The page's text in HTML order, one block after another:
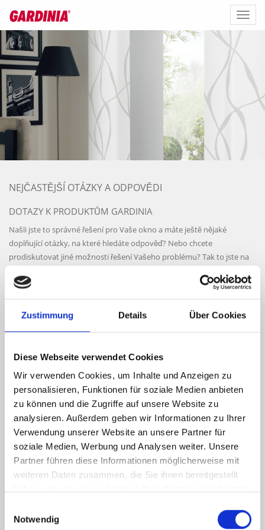
Zustimmung Details Über Cookies
Diese Webseite verwendet Cookies
Wir verwenden Cookies, um Inhalte und Anzeigen zu
personalisieren, Funktionen für soziale Medien anbieten
zu können und die Zugriffe auf unsere Website zu
analysieren. Außerdem geben wir Informationen zu Ihrer
Verwendung unserer Website an unsere Partner für
soziale Medien, Werbung und Analysen weiter. Unsere
Partner führen diese Informationen möglicherweise mit
weiteren Daten zusammen, die Sie ihnen bereitgestellt
Notwendig
Toggle
NEJČASTĚJŠÍ OTÁZKY A ODPOVĚDI
DOTAZY K PRODUKTŮM GARDINIA
Našli jste to správné řešení pro Vaše okno a máte ještě nějaké
doplňující otázky, na které hledáte odpověď? Nebo chcete
prodiskutovat jiné možnosti řešení Vašeho problému? Tak to jste na
svůj dotaz zašlete na
info@sptrend.cza
my se Vám pokusíme pomoci.
Proto jsou ovládací prvky našich výrobků sluneční ochrany touto
normou omezeny:
standardní produkty
nekonečný řetízek 100 cm
řetízek s rozpojovacím prvkem v 2/3 délky
délka ovládacího lanka 100 cm
délka ovládacího lanka 100 cm